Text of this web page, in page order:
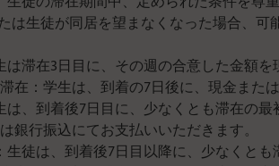
生徒の滞在期間中、定められた条件を尊
は生徒が同居を望まなくなった場合、可
は滞在3日目に、その週の合意した金額
在：学生は、到着の7日後に、現金また
は、到着後7日目に、少なくとも滞在の
銀行振込にてお支払いいただきます。
生徒は、到着後7日目以降に、少なくと